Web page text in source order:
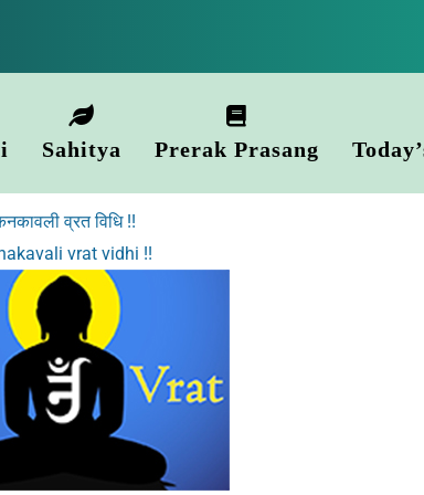
Sahitya Prerak Prasang
व्रत विधि !!
vrat vidhi !!